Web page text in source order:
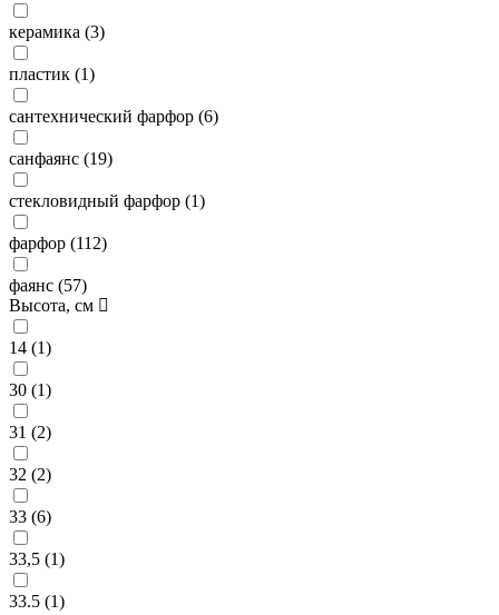
керамика (3)
пластик (1)
сантехнический фарфор (6)
санфаянс (19)
стекловидный фарфор (1)
фарфор (112)
фаянс (57)
Высота, см
14 (1)
30 (1)
31 (2)
32 (2)
33 (6)
33,5 (1)
33.5 (1)